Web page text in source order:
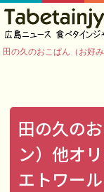
田の久のおこぱん（お好
田の久の
ン）他オ
エトワール